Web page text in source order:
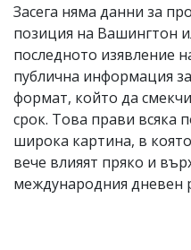
Засега няма данни за
позиция на Вашингтон
последното изявление
публична информация
формат, който да
срок. Това прави всяка
широка картина, в
вече влияят пряко и
международния дневен